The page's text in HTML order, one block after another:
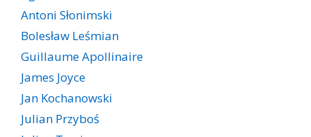
Antoni Słonimski
Bolesław Leśmian
Guillaume Apollinaire
James Joyce
Jan Kochanowski
Julian Przyboś